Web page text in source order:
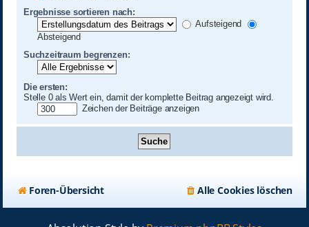
Ergebnisse sortieren nach:
Aufsteigend
Absteigend
Suchzeitraum begrenzen:
Die ersten:
Stelle 0 als Wert ein, damit der komplette Beitrag angezeigt wird.
Zeichen der Beiträge anzeigen
Foren-Übersicht Alle Cookies löschen